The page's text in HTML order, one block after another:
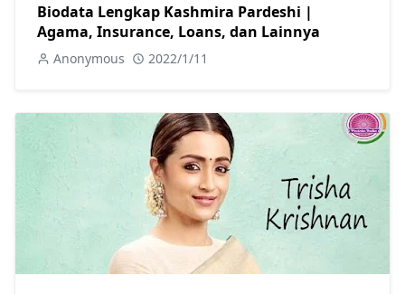
Biodata Lengkap Kashmira Pardeshi |
Agama, Insurance, Loans, dan Lainnya
Anonymous 2022/1/11